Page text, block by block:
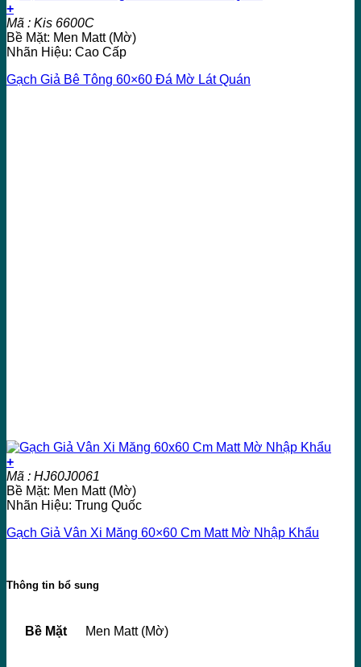
+
Mã : Kis 6600C
Bề Mặt: Men Matt (Mờ)
Nhãn Hiệu: Cao Cấp
Gạch Giả Bê Tông 60×60 Đá Mờ Lát Quán
+
Mã : HJ60J0061
Bề Mặt: Men Matt (Mờ)
Nhãn Hiệu: Trung Quốc
Gạch Giả Vân Xi Măng 60×60 Cm Matt Mờ Nhập Khẩu
Thông tin bổ sung
Bề Mặt Men Matt (Mờ)